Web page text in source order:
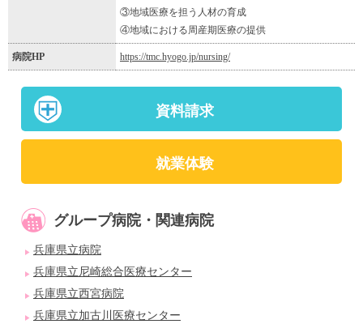
③地域医療を担う人材の育成
④地域における周産期医療の提供
病院HP https://tmc.hyogo.jp/nursing/
資料請求
就業体験
グループ病院・関連病院
兵庫県立病院
兵庫県立尼崎総合医療センター
兵庫県立西宮病院
兵庫県立加古川医療センター